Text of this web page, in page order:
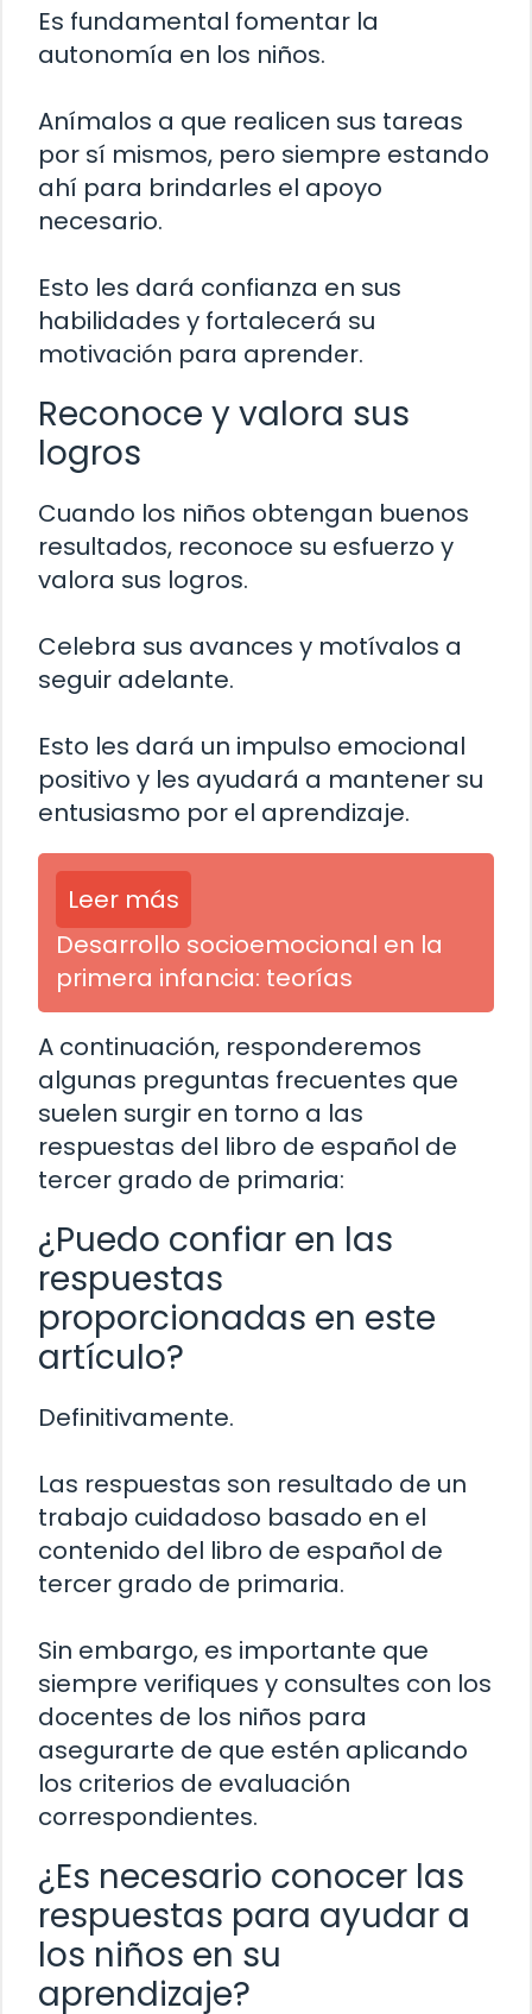
Es fundamental fomentar la
autonomía en los niños.
Anímalos a que realicen sus tareas
por sí mismos, pero siempre estando
ahí para brindarles el apoyo
necesario.
Esto les dará confianza en sus
habilidades y fortalecerá su
motivación para aprender.
Reconoce y valora sus
logros
Cuando los niños obtengan buenos
resultados, reconoce su esfuerzo y
valora sus logros.
Celebra sus avances y motívalos a
seguir adelante.
Esto les dará un impulso emocional
positivo y les ayudará a mantener su
entusiasmo por el aprendizaje.
Leer más
Desarrollo socioemocional en la
primera infancia: teorías
A continuación, responderemos
algunas preguntas frecuentes que
suelen surgir en torno a las
respuestas del libro de español de
tercer grado de primaria:
¿Puedo confiar en las
respuestas
proporcionadas en este
artículo?
Definitivamente.
Las respuestas son resultado de un
trabajo cuidadoso basado en el
contenido del libro de español de
tercer grado de primaria.
Sin embargo, es importante que
siempre verifiques y consultes con los
docentes de los niños para
asegurarte de que estén aplicando
los criterios de evaluación
correspondientes.
¿Es necesario conocer las
respuestas para ayudar a
los niños en su
aprendizaje?